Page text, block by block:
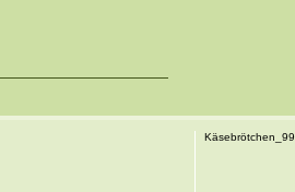
Käsebrötchen_99